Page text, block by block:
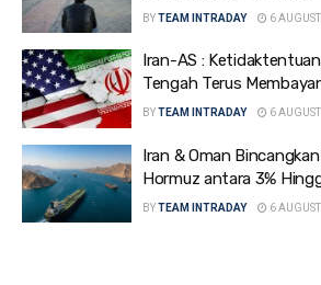
BYTEAM INTRADAY 6
Iran-AS :
Tengah Terus
BYTEAM INTRADAY 6
Iran & Oman
Hormuz antara 3%
BYTEAM INTRADAY 6